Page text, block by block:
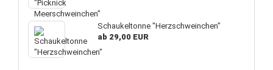
Schaukeltonne "Herzschweinchen"
ab 29,00 EUR